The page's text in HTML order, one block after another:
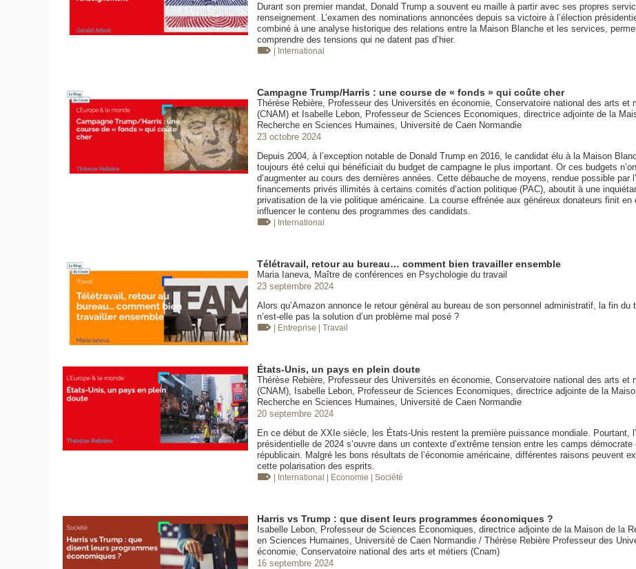
Durant son premier mandat, Donald Trump a souvent eu maille à partir avec ses propres
renseignement. L’examen des nominations annoncées depuis sa victoire à l’élection
combiné à une analyse historique des relations entre la Maison Blanche et les services,
comprendre des tensions qui ne datent pas d’hier.
| International
Campagne Trump/Harris : une course de « fonds » qui coûte cher
Thérèse Rebière, Professeur des Universités en économie, Conservatoire national des arts et
(CNAM) et Isabelle Lebon, Professeur de Sciences Economiques, directrice adjointe de la
Recherche en Sciences Humaines, Université de Caen Normandie
23 octobre 2024
Depuis 2004, à l’exception notable de Donald Trump en 2016, le candidat élu à la Maison
toujours été celui qui bénéficiait du budget de campagne le plus important. Or ces budgets
d’augmenter au cours des dernières années. Cette débauche de moyens, rendue possible par
financements privés illimités à certains comités d’action politique (PAC), aboutit à une
privatisation de la vie politique américaine. La course effrénée aux généreux donateurs finit en
influencer le contenu des programmes des candidats.
| International
Télétravail, retour au bureau… comment bien travailler ensemble
Maria Ianeva, Maître de conférences en Psychologie du travail
23 septembre 2024
Alors qu’Amazon annonce le retour général au bureau de son personnel administratif, la fin du
n’est-elle pas la solution d’un problème mal posé ?
| Entreprise | Travail
États-Unis, un pays en plein doute
Thérèse Rebière, Professeur des Universités en économie, Conservatoire national des arts et
(CNAM), Isabelle Lebon, Professeur de Sciences Economiques, directrice adjointe de la
Recherche en Sciences Humaines, Université de Caen Normandie
20 septembre 2024
En ce début de XXIe siècle, les États-Unis restent la première puissance mondiale. Pourtant,
présidentielle de 2024 s’ouvre dans un contexte d’extrême tension entre les camps démocrate
républicain. Malgré les bons résultats de l’économie américaine, différentes raisons peuvent
cette polarisation des esprits.
| International | Economie | Société
Harris vs Trump : que disent leurs programmes économiques ?
Isabelle Lebon, Professeur de Sciences Economiques, directrice adjointe de la Maison de la
en Sciences Humaines, Université de Caen Normandie / Thérèse Rebière Professeur des
économie, Conservatoire national des arts et métiers (Cnam)
16 septembre 2024